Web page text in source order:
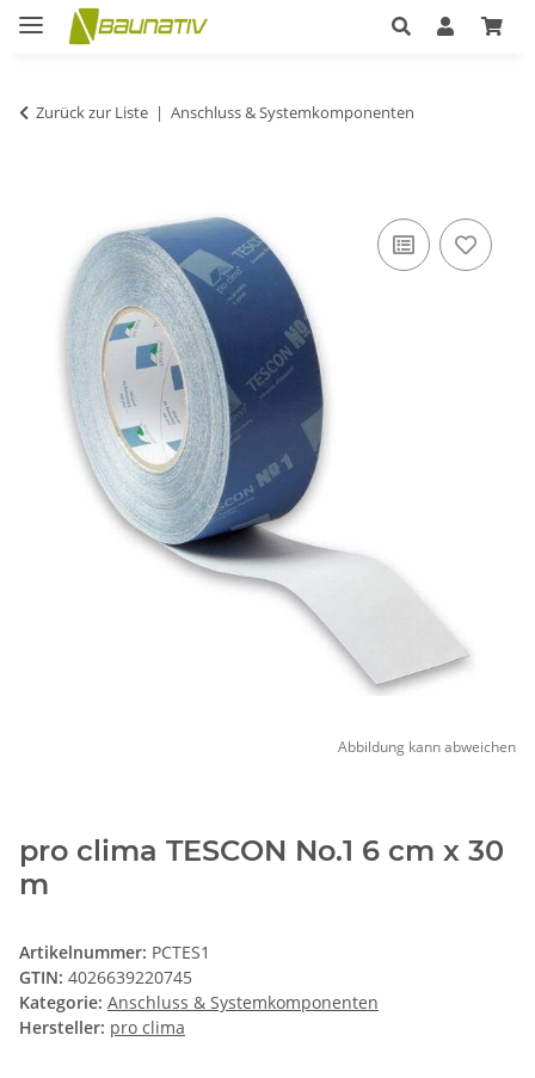
Zurück zur Liste Anschluss & Systemkomponenten
Abbildung kann abweichen
pro clima TESCON No.1 6 cm x 30
m
Artikelnummer: PCTES1
GTIN: 4026639220745
Kategorie: Anschluss & Systemkomponenten
Hersteller: pro clima